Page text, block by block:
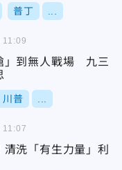
普丁
」到無人戰場 九三
川普
11:09
洗「有生力量」利
11:07